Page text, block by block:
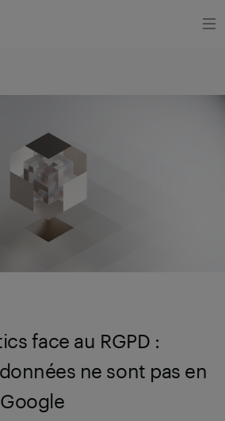
face au RGPD :
ne sont pas en